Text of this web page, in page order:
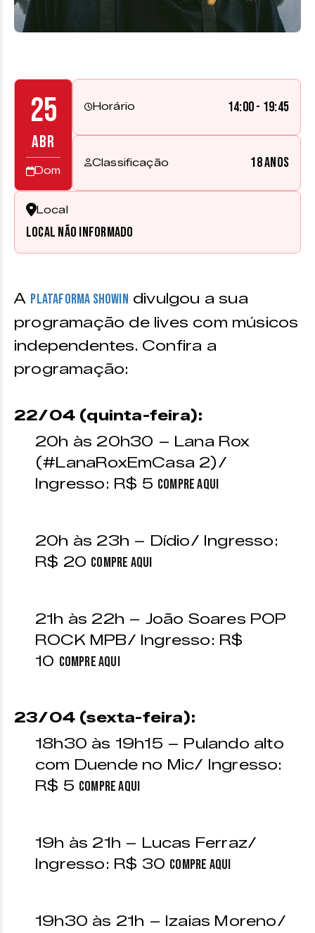
25
ABR
Dom
Horário 14:00 - 19:45
Classificação 18 anos
Local
Local não informado
A Plataforma ShowIn divulgou a sua
programação de lives com músicos
independentes. Confira a
programação:
22/04 (quinta-feira):
20h às 20h30 – Lana Rox
(#LanaRoxEmCasa 2)/
Ingresso: R$ 5 Compre aqui
20h às 23h – Dídio/ Ingresso:
R$ 20 Compre aqui
21h às 22h – João Soares POP
ROCK MPB/ Ingresso: R$
10 Compre aqui
23/04 (sexta-feira):
18h30 às 19h15 – Pulando alto
com Duende no Mic/ Ingresso:
R$ 5 Compre aqui
19h às 21h – Lucas Ferraz/
Ingresso: R$ 30 Compre aqui
19h30 às 21h – Izaias Moreno/